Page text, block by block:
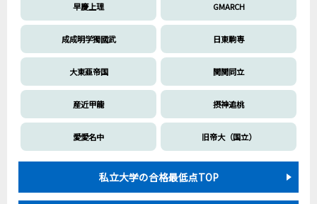
早慶上理 GMARCH
成成明学獨國武 日東駒専
大東亜帝国 関関同立
産近甲龍 摂神追桃
愛愛名中 旧帝大（国立）
私立大学の合格最低点TOP